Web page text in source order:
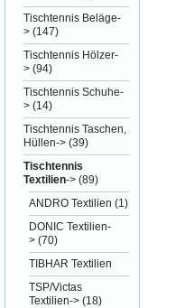
Tischtennis Beläge-
> (147)
Tischtennis Hölzer-
> (94)
Tischtennis Schuhe-
> (14)
Tischtennis Taschen,
Hüllen-> (39)
Tischtennis
Textilien-> (89)
ANDRO Textilien (1)
DONIC Textilien-
> (70)
TIBHAR Textilien
TSP/Victas
Textilien-> (18)